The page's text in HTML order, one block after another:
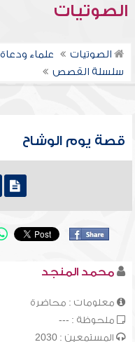
الصوتيات
الصوتيات علماء ودعاة
سلسلة القصص
قصة يوم الوشاح
محمد المنجد
معلومات : محاضرة
ملحوظة : ---
المستمعين : 2030